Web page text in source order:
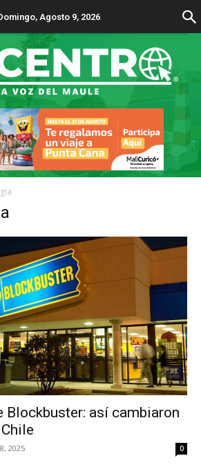
Agosto 9, 2026
Blockbuster: así cambiaron
2025 0